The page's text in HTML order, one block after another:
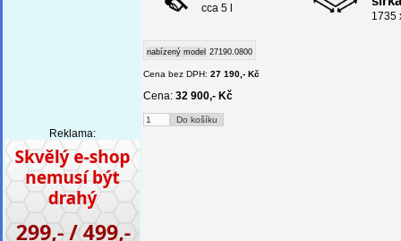
Reklama:
cca 5 l
1735
nabízený model 27190.0800
Cena bez DPH: 27 190,- Kč
Cena: 32 900,- Kč